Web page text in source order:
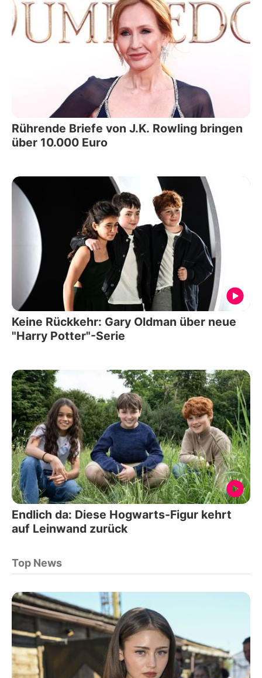
Rührende Briefe von J.K. Rowling bringen
über 10.000 Euro
Keine Rückkehr: Gary Oldman über neue
"Harry Potter"-Serie
Endlich da: Diese Hogwarts-Figur kehrt
auf Leinwand zurück
Top News